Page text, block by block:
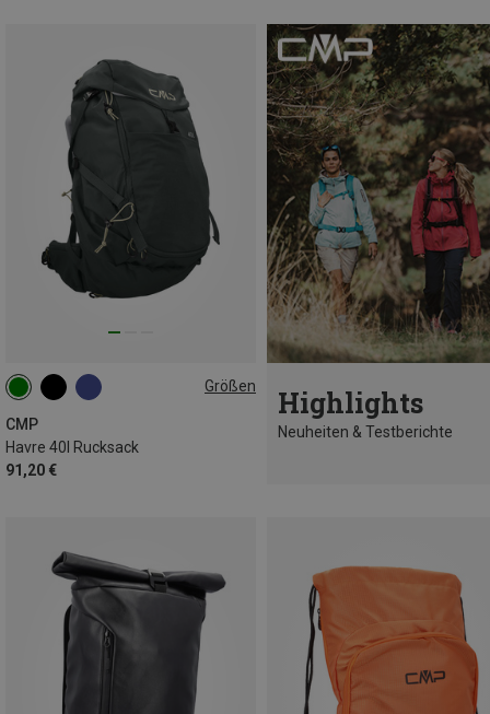
Größen
CMP
Havre 40l Rucksack
91,20 €
40L Highlights
Neuheiten & Testberichte